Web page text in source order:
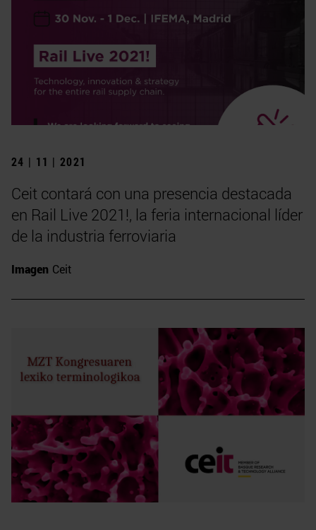
24 | 11 | 2021
Ceit contará con una presencia destacada
en Rail Live 2021!, la feria internacional líder
de la industria ferroviaria
Imagen Ceit